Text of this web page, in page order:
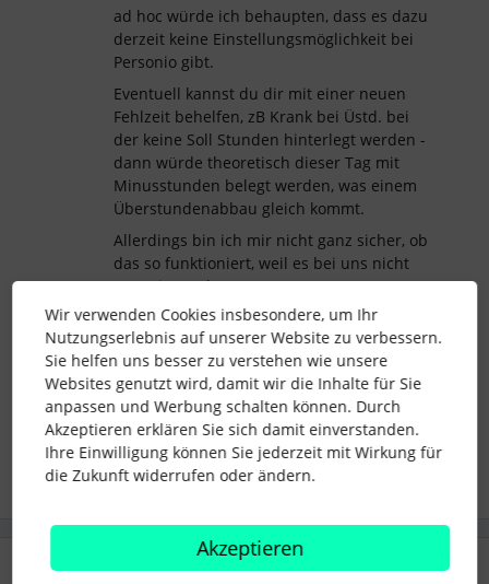
ad hoc würde ich behaupten, dass es dazu
derzeit keine Einstellungsmöglichkeit bei
Personio gibt.
Eventuell kannst du dir mit einer neuen
Fehlzeit behelfen, zB Krank bei Üstd. bei
der keine Soll Stunden hinterlegt werden -
dann würde theoretisch dieser Tag mit
Minusstunden belegt werden, was einem
Überstundenabbau gleich kommt.
Allerdings bin ich mir nicht ganz sicher, ob
das so funktioniert, weil es bei uns nicht
zum Einsatz kommt.
krankheit überstunden Abwesenheit
1 Personen gefällt dies
1 Antwort
Wir verwenden Cookies insbesondere, um Ihr
Nutzungserlebnis auf unserer Website zu verbessern.
Sie helfen uns besser zu verstehen wie unsere
Websites genutzt wird, damit wir die Inhalte für Sie
anpassen und Werbung schalten können. Durch
Akzeptieren erklären Sie sich damit einverstanden.
Ihre Einwilligung können Sie jederzeit mit Wirkung für
die Zukunft widerrufen oder ändern.
Akzeptieren